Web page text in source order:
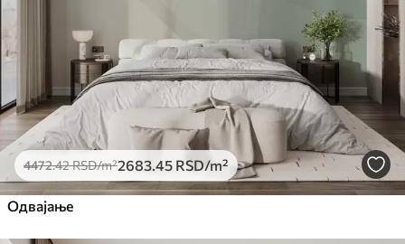
4472.42RSD/m²2683 .45 RSD/m²
Одвајање